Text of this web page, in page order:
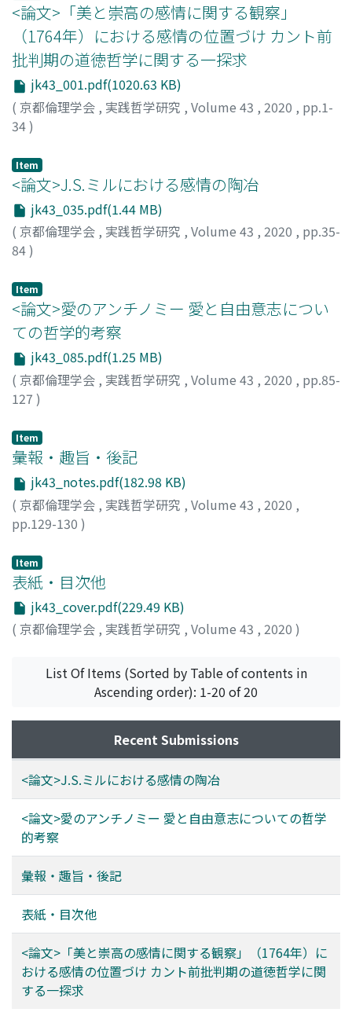
<論文>「美と崇高の感情に関する観察」
（1764年）における感情の位置づけ カント前
批判期の道徳哲学に関する一探求
jk43_001.pdf(1020.63 KB)
( 京都倫理学会 , 実践哲学研究 , Volume 43 , 2020 , pp.1-
34)
Item
<論文>J.S.ミルにおける感情の陶冶
jk43_035.pdf(1.44 MB)
( 京都倫理学会 , 実践哲学研究 , Volume 43 , 2020 , pp.35-
84)
Item
<論文>愛のアンチノミー 愛と自由意志につい
ての哲学的考察
jk43_085.pdf(1.25 MB)
( 京都倫理学会 , 実践哲学研究 , Volume 43 , 2020 , pp.85-
127 )
Item
彙報・趣旨・後記
jk43_notes.pdf(182.98 KB)
( 京都倫理学会 , 実践哲学研究 , Volume 43 , 2020 ,
pp.129-130 )
Item
表紙・目次他
jk43_cover.pdf(229.49 KB)
( 京都倫理学会 , 実践哲学研究 , Volume 43 , 2020 )
List Of Items (Sorted by Table of contents in
Ascending order): 1-20 of 20
Recent Submissions
<論文>J.S.ミルにおける感情の陶冶
<論文>愛のアンチノミー 愛と自由意志についての哲学
的考察
彙報・趣旨・後記
表紙・目次他
<論文>「美と崇高の感情に関する観察」（1764年）に
おける感情の位置づけ カント前批判期の道徳哲学に関
する一探求